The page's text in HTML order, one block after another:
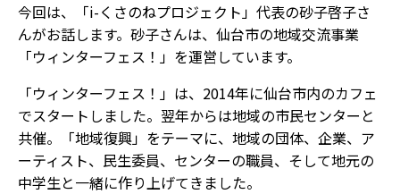
今回は、「i-くさのねプロジェクト」代表の砂子啓子さ
んがお話します。砂子さんは、仙台市の地域交流事業
「ウィンターフェス！」を運営しています。
「ウィンターフェス！」は、2014年に仙台市内のカフェ
でスタートしました。翌年からは地域の市民センターと
共催。「地域復興」をテーマに、地域の団体、企業、ア
ーティスト、民生委員、センターの職員、そして地元の
中学生と一緒に作り上げてきました。